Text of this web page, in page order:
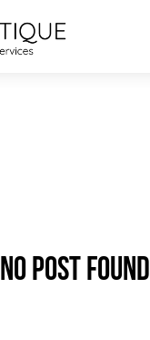
No Post Found